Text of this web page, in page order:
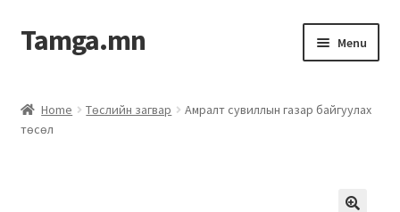
Tamga.mn Menu
ХАБЭА-н багц
Home Төслийн загвар
Амралт сувиллын газар байгуулах
төсөл